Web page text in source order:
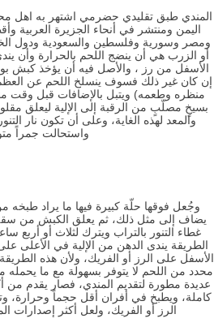
المندي طبق تقليدي حضرمي اشتهر به
اليمن ومنتشر في أنحاء الجزيرة العربية
أو الزرب هي أن ينضج اللحم بالحرارة وأن
إن كان غير ذلك فسوف ينسلخ اللحم عن
منظره وطعمه) ويتبل بالإضافات قبل
بسيخٍ مصلّبٍ من الرقبة إلى الإلية ليعلق
والمعد لهذه الغاية، وعلى أن تكون نار
واستحالت جمراً
وجُعل فوقها حلّة كبيرة فيها ما يراد طبخه
يضاف إلى مثل ذلك، ثم يعلق الكبش من سقف
غطاء التنور بالتراب ويترك لثلاث أو أربع
الطريقة يندى الدهن من الإلية في الأعلى
الأسفل على الرز أو الفريك، ولأن هذه
محدد من اللحم لا يتوفر بسهولة مع ما يحمله
عديدة مطورة لتقديم المندي، فصار يقدم من
كاملة، ويطبخ في أفران أقل حجماً وحرارة،
الرز أو الفريك، ولعل أكثر إصدارات